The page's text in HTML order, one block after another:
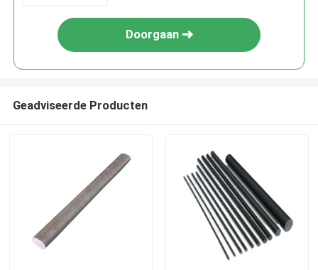
Doorgaan
Geadviseerde Producten